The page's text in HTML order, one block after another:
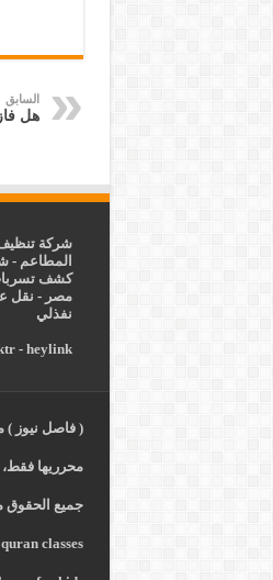
السابق
هل
شركة
المطاعم -
كشف
مصر - نقل
نفذلي
- heylink
( فاصل نيوز )
محرريها فقط،
جميع الحقوق
classes